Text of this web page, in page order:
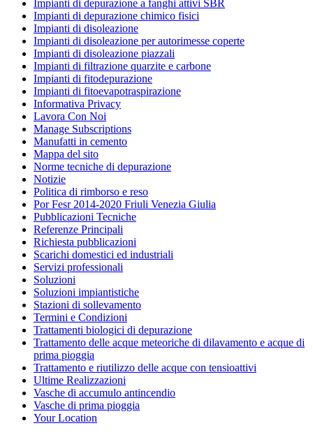
Impianti di depurazione a fanghi attivi SBR
Impianti di depurazione chimico fisici
Impianti di disoleazione
Impianti di disoleazione per autorimesse coperte
Impianti di disoleazione piazzali
Impianti di filtrazione quarzite e carbone
Impianti di fitodepurazione
Impianti di fitoevapotraspirazione
Informativa Privacy
Lavora Con Noi
Manage Subscriptions
Manufatti in cemento
Mappa del sito
Norme tecniche di depurazione
Notizie
Politica di rimborso e reso
Por Fesr 2014-2020 Friuli Venezia Giulia
Pubblicazioni Tecniche
Referenze Principali
Richiesta pubblicazioni
Scarichi domestici ed industriali
Servizi professionali
Soluzioni
Soluzioni impiantistiche
Stazioni di sollevamento
Termini e Condizioni
Trattamenti biologici di depurazione
Trattamento delle acque meteoriche di dilavamento e acque di
prima pioggia
Trattamento e riutilizzo delle acque con tensioattivi
Ultime Realizzazioni
Vasche di accumulo antincendio
Vasche di prima pioggia
Your Location